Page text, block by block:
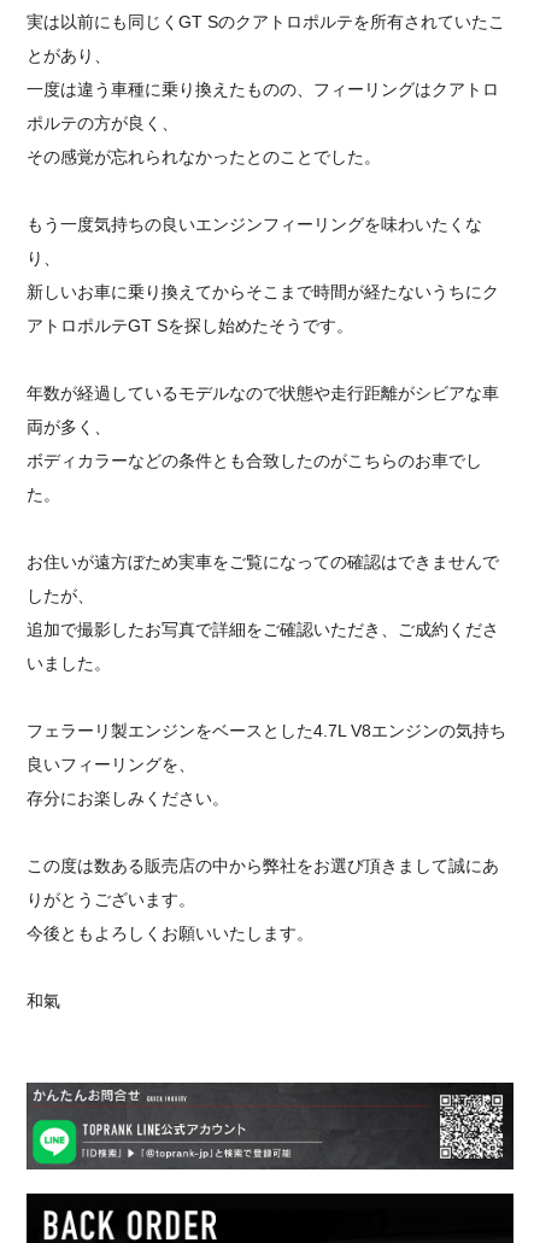
実は以前にも同じくGT Sのクアトロポルテを所有されていたこ
とがあり、
一度は違う車種に乗り換えたものの、フィーリングはクアトロ
ポルテの方が良く、
その感覚が忘れられなかったとのことでした。
もう一度気持ちの良いエンジンフィーリングを味わいたくな
り、
新しいお車に乗り換えてからそこまで時間が経たないうちにク
アトロポルテGT Sを探し始めたそうです。
年数が経過しているモデルなので状態や走行距離がシビアな車
両が多く、
ボディカラーなどの条件とも合致したのがこちらのお車でし
た。
お住いが遠方ぼため実車をご覧になっての確認はできませんで
したが、
追加で撮影したお写真で詳細をご確認いただき、ご成約くださ
いました。
フェラーリ製エンジンをベースとした4.7L V8エンジンの気持ち
良いフィーリングを、
存分にお楽しみください。
この度は数ある販売店の中から弊社をお選び頂きまして誠にあ
りがとうございます。
今後ともよろしくお願いいたします。
和氣